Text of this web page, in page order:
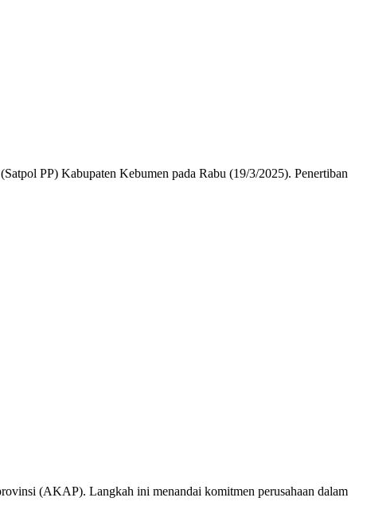
PP) Kabupaten Kebumen pada Rabu (19/3/2025). Penertiban
(AKAP). Langkah ini menandai komitmen perusahaan dalam